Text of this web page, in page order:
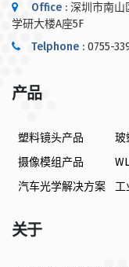
Office : 深圳市南山
学研大楼A座5F
Telphone : 0755-
产品
塑料镜头产品
玻塑
摄像模组产品
WLG
汽车光学解决方案
工
关于